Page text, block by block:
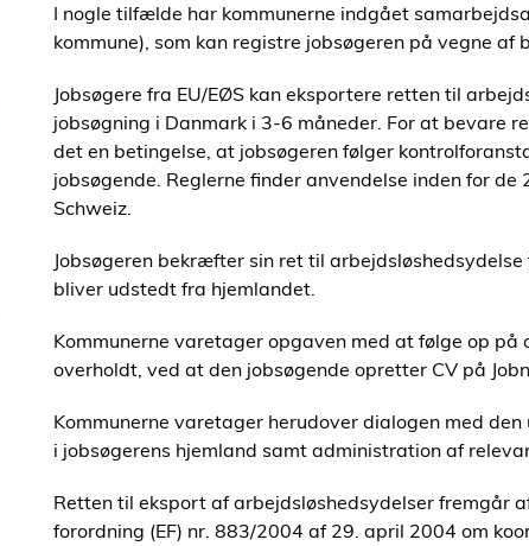
I nogle tilfælde har kommunerne indgået
kommune), som kan registre jobsøgeren på vegne af
Jobsøgere fra EU/EØS kan eksportere retten til
jobsøgning i Danmark i 3-6 måneder. For at bevare
det en betingelse, at jobsøgeren følger
jobsøgende. Reglerne finder anvendelse inden for
Schweiz.
Jobsøgeren bekræfter sin ret til
bliver udstedt fra hjemlandet.
Kommunerne varetager opgaven med at følge op
overholdt, ved at den jobsøgende opretter CV på
Kommunerne varetager herudover dialogen med
i jobsøgerens hjemland samt administration af
Retten til eksport af arbejdsløshedsydelser fremgår
forordning (EF) nr. 883/2004 af 29. april 2004 om